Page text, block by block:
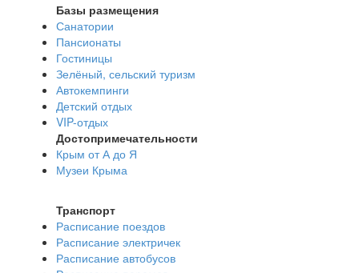
Базы размещения
Санатории
Пансионаты
Гостиницы
Зелёный, сельский туризм
Автокемпинги
Детский отдых
VIP-отдых
Достопримечательности
Крым от А до Я
Музеи Крыма
Транспорт
Расписание поездов
Расписание электричек
Расписание автобусов